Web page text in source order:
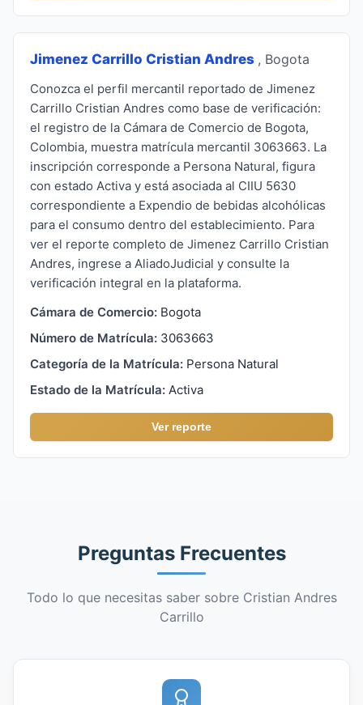
Jimenez Carrillo Cristian Andres , Bogota
Conozca el perfil mercantil reportado de Jimenez
Carrillo Cristian Andres como base de verificación:
el registro de la Cámara de Comercio de Bogota,
Colombia, muestra matrícula mercantil 3063663. La
inscripción corresponde a Persona Natural, figura
con estado Activa y está asociada al CIIU 5630
correspondiente a Expendio de bebidas alcohólicas
para el consumo dentro del establecimiento. Para
ver el reporte completo de Jimenez Carrillo Cristian
Andres, ingrese a AliadoJudicial y consulte la
verificación integral en la plataforma.
Cámara de Comercio: Bogota
Número de Matrícula: 3063663
Categoría de la Matrícula: Persona Natural
Estado de la Matrícula: Activa
Ver reporte
Preguntas Frecuentes
Todo lo que necesitas saber sobre Cristian Andres
Carrillo